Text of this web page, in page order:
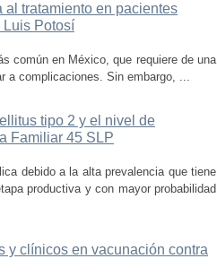
tratamiento en pacientes
Luis Potosí
común en México, que requiere de una
a complicaciones. Sin embargo, ...
tipo 2 y el nivel de
Familiar 45 SLP
debido a la alta prevalencia que tiene
productiva y con mayor probabilidad
y clínicos en vacunación contra